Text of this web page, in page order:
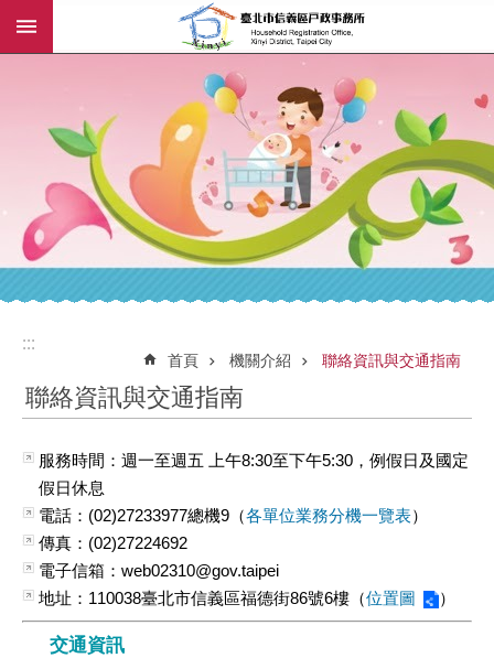
跳到主要內容區塊
:::
:::
首頁 機關介紹 聯絡資訊與交通指南
聯絡資訊與交通指南
服務時間：週一至週五 上午8:30至下午5:30，例假日及國定
假日休息
電話：(02)27233977總機9（各單位業務分機一覽表）
傳真：(02)27224692
電子信箱：web02310@gov.taipei
地址：110038臺北市信義區福德街86號6樓（位置圖 ）
交通資訊